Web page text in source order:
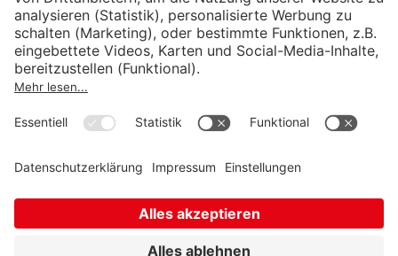
Institut für Makroökonomie und
Konjunkturforschung
Unternehmensführung